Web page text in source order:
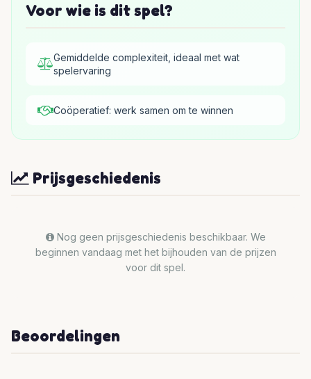
Voor wie is dit spel?
Gemiddelde complexiteit, ideaal met wat
spelervaring
Coöperatief: werk samen om te winnen
Prijsgeschiedenis
Nog geen prijsgeschiedenis beschikbaar. We
beginnen vandaag met het bijhouden van de prijzen
voor dit spel.
Beoordelingen